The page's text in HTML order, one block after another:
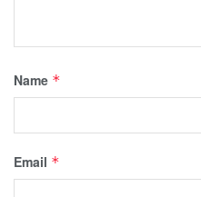
Name *
Email *